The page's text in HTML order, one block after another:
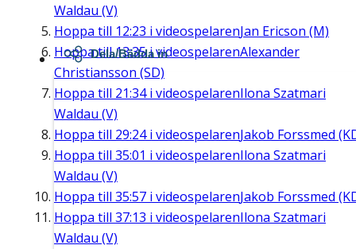
Waldau (V)
Hoppa till 12:23 i videospelarenJan Ericson (M)
Hoppa till13:35i videospelarenAlexander
Christiansson (SD)
Hoppa till 21:34i videospelarenIlona Szatmari
Waldau (V)
Hoppa till 29:24i videospelarenJakob Forssmed
Hoppa till 35:01 i videospelarenIlona Szatmari
Waldau (V)
Hoppa till 35:57 i videospelarenJakob Forssmed
Hoppa till 37:13 i videospelarenIlona Szatmari
Waldau (V)
Dela/Bädda in